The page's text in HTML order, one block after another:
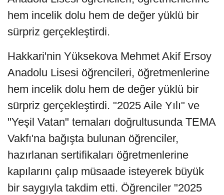
hem incelik dolu hem de değer yüklü bir
sürpriz gerçekleştirdi.
Hakkari'nin Yüksekova Mehmet Akif Ersoy
Anadolu Lisesi öğrencileri, öğretmenlerine
hem incelik dolu hem de değer yüklü bir
sürpriz gerçekleştirdi. "2025 Aile Yılı" ve
"Yeşil Vatan" temaları doğrultusunda TEMA
Vakfı'na bağışta bulunan öğrenciler,
hazırlanan sertifikaları öğretmenlerine
kapılarını çalıp müsaade isteyerek büyük
bir saygıyla takdim etti. Öğrenciler "2025